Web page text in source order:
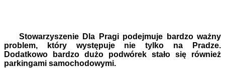
Stowarzyszenie Dla Pragi podejmuje bardzo ważny
problem, który występuje nie tylko na Pradze.
Dodatkowo bardzo dużo podwórek stało się również
parkingami samochodowymi.